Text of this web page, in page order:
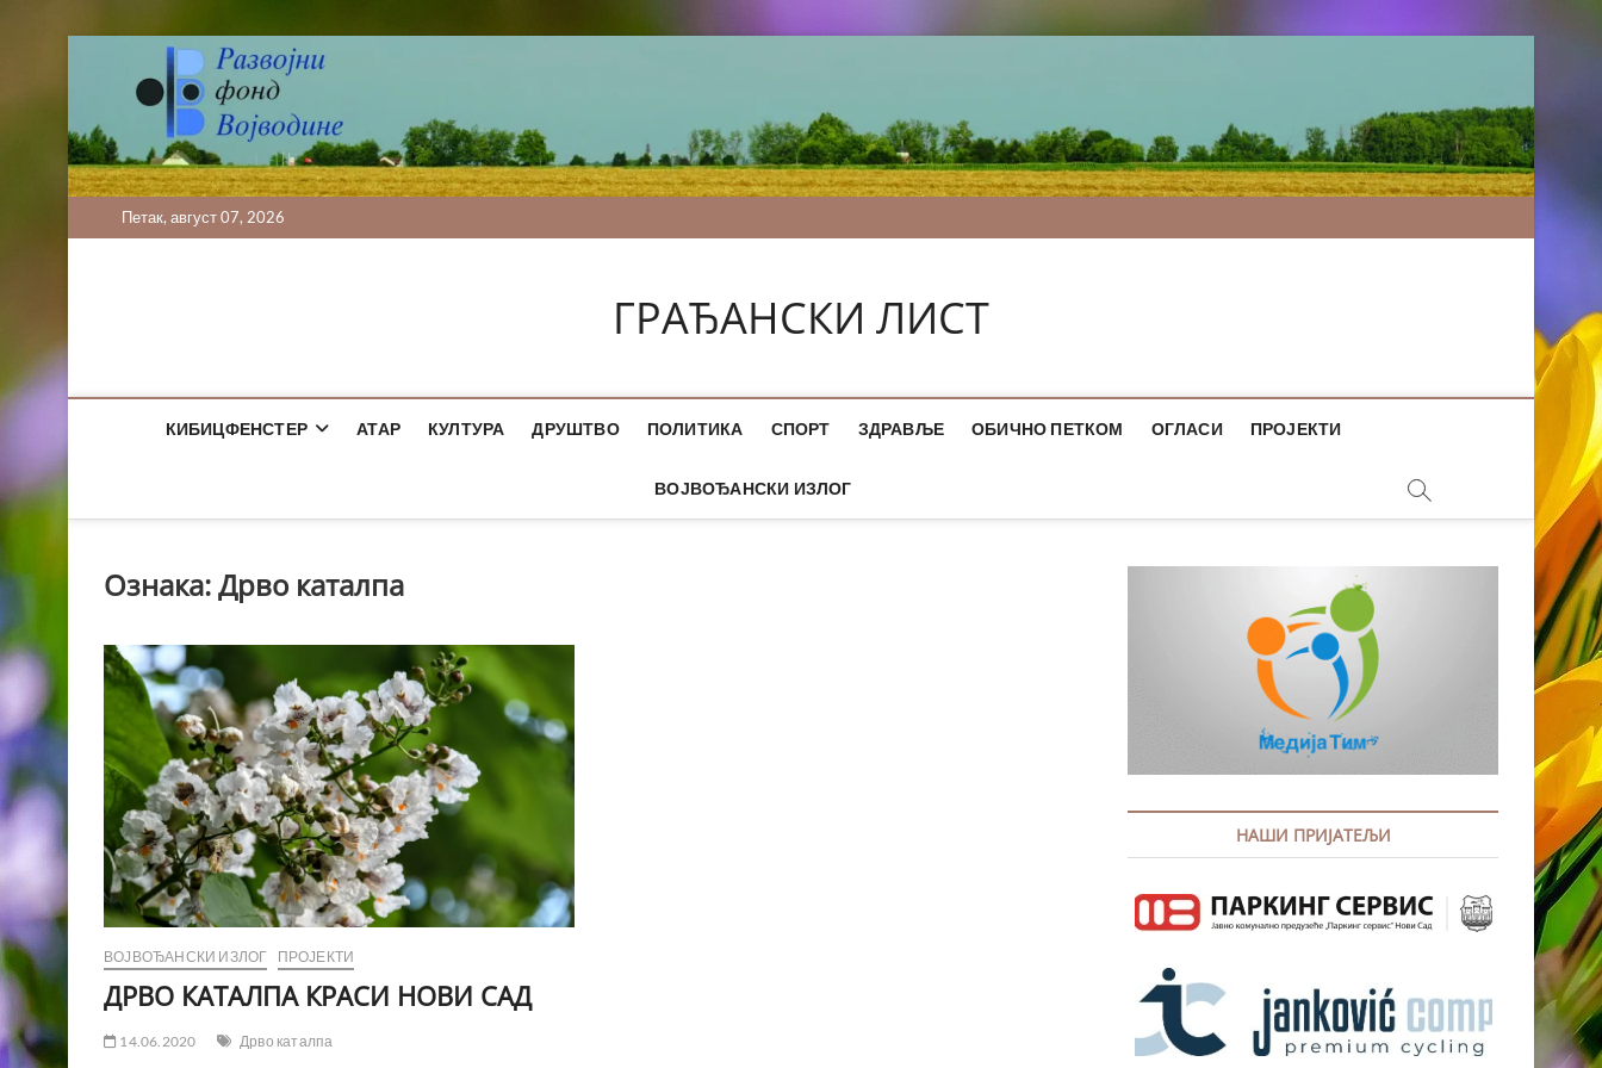
Петак, август 07, 2026
ГРАЂАНСКИ ЛИСТ
КИБИЦФЕНСТЕР АТАР КУЛТУРА ДРУШТВО ПОЛИТИКА СПОРТ ЗДРАВЉЕ ОБИЧНО ПЕТКОМ ОГЛАСИ ПРОЈЕКТИ
ВОЈВОЂАНСКИ ИЗЛОГ
Ознака:Дрво каталпа
ВОЈВОЂАНСКИ ИЗЛОГ ПРОЈЕКТИ
ДРВО КАТАЛПА КРАСИ НОВИ САД
14.06.2020 Дрво каталпа
НАШИ ПРИЈАТЕЉИ